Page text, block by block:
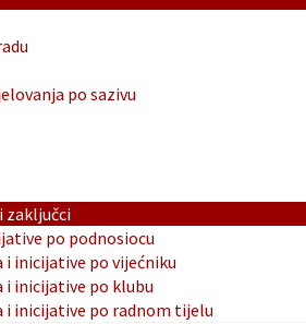
po sazivu
zaključci
po podnosiocu
i inicijative po vijećniku
i inicijative po klubu
i inicijative po radnom tijelu